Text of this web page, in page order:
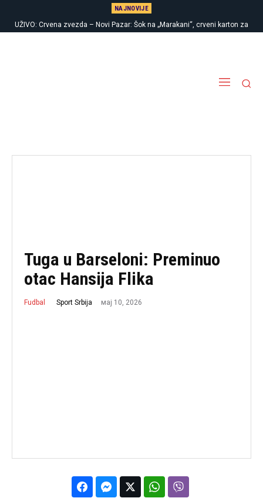
NAJNOVIJE
UŽIVO: Crvena zvezda – Novi Pazar: Šok na „Marakani“, crveni karton za
crveno-bele
Tuga u Barseloni: Preminuo
otac Hansija Flika
Fudbal Sport Srbija мај 10, 2026